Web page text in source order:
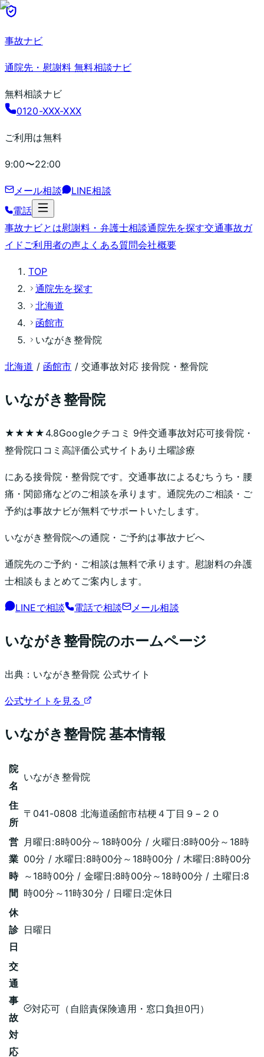
事故ナビ
通院先・慰謝料 無料相談ナビ
無料相談ナビ
0120-XXX-XXX
ご利用は無料
9:00〜22:00
メール相談
LINE相談
電話
事故ナビとは慰謝料・弁護士相談通院先を探す交通事故ガ
イド ご利用者の声よくある質問会社概要
TOP
通院先を探す
北海道
函館市
いながき整骨院
北海道 / 函館市 / 交通事故対応 接骨院・整骨院
いながき整骨院
★★★★ 4.8Googleクチコミ 9件交通事故対応可接骨院・
整骨院口コミ高評価公式サイトあり 土曜診療
にある接骨院・整骨院です。交通事故によるむちうち・腰
痛・関節痛などのご相談を承ります。通院先のご相談・ご
予約は事故ナビが無料でサポートいたします。
いながき整骨院への通院・ご予約は事故ナビへ
通院先のご予約・ご相談は無料で承ります。慰謝料の弁護
士相談もまとめてご案内します。
LINEで相談 電話で相談 メール相談
いながき整骨院のホームページ
出典： いながき整骨院 公式サイト
公式サイトを見る
いながき整骨院基本情報
院
名
いながき整骨院
住
所
〒041-0808 北海道函館市桔梗４丁目９−２０
営
業
時
間
月曜日:8時00分～18時00分 / 火曜日:8時00分～18時
00分 / 水曜日:8時00分～18時00分 / 木曜日:8時00分
～18時00分 / 金曜日:8時00分～18時00分 / 土曜日:8
時00分～11時30分 / 日曜日:定休日
休
診
日
日曜日
交
通
事
故
対
応
対応可（自賠責保険適用・窓口負担0円）